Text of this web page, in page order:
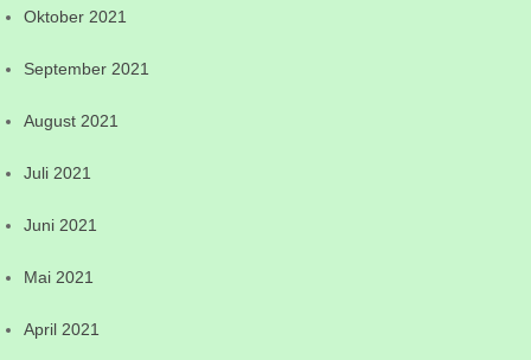
Oktober 2021
September 2021
August 2021
Juli 2021
Juni 2021
Mai 2021
April 2021